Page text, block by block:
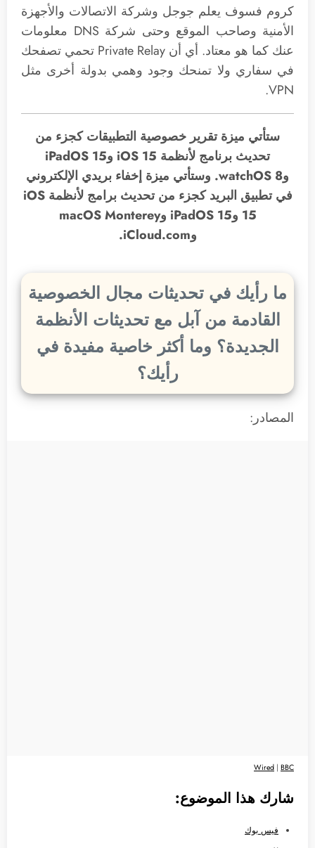
كروم فسوف يعلم جوجل وشركة الاتصالات والأجهزة
الأمنية وصاحب الموقع وحتى شركة DNS معلومات
عنك كما هو معتاد. أي أن Private Relay تحمي تصفحك
في سفاري ولا تمنحك وجود وهمي بدولة أخرى مثل
VPN.
ستأتي ميزة تقرير خصوصية التطبيقات كجزء من
تحديث برنامج لأنظمة iOS 15 وiPadOS 15
وwatchOS 8. وستأتي ميزة إخفاء بريدي الإلكتروني
في تطبيق البريد كجزء من تحديث برامج لأنظمة iOS
15 وiPadOS 15 وmacOS Monterey
وiCloud.com.
ما رأيك في تحديثات مجال الخصوصية
القادمة من آبل مع تحديثات الأنظمة
الجديدة؟ وما أكثر خاصية مفيدة في
رأيك؟
المصادر:
Wired | BBC
شارك هذا الموضوع:
فيس بوك